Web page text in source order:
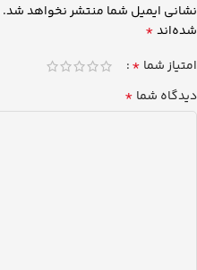
نشانی ایمیل شما منتشر نخواهد شد.
شده‌اند*
امتیاز شما *
دیدگاه شما *